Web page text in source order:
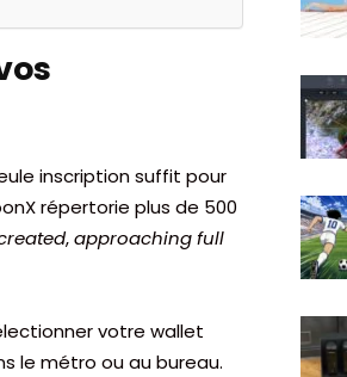
inscription suffit pour
répertorie plus de 500
,approaching full
votre wallet
le métro ou au bureau.